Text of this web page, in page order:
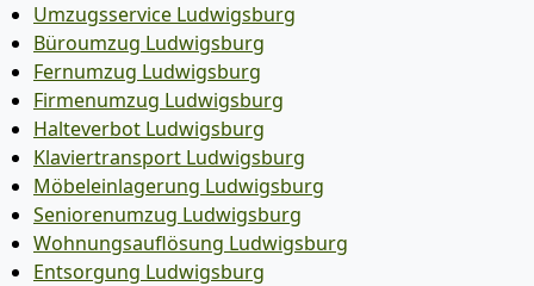
Umzugsservice Ludwigsburg
Büroumzug Ludwigsburg
Fernumzug Ludwigsburg
Firmenumzug Ludwigsburg
Halteverbot Ludwigsburg
Klaviertransport Ludwigsburg
Möbeleinlagerung Ludwigsburg
Seniorenumzug Ludwigsburg
Wohnungsauflösung Ludwigsburg
Entsorgung Ludwigsburg